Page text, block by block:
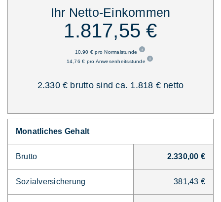
Ihr Netto-Einkommen
1.817,55 €
10,90 € pro Normalstunde
14,76 € pro Anwesenheitsstunde
2.330 € brutto sind ca. 1.818 € netto
Monatliches Gehalt
Brutto 2.330,00 €
Sozialversicherung 381,43 €